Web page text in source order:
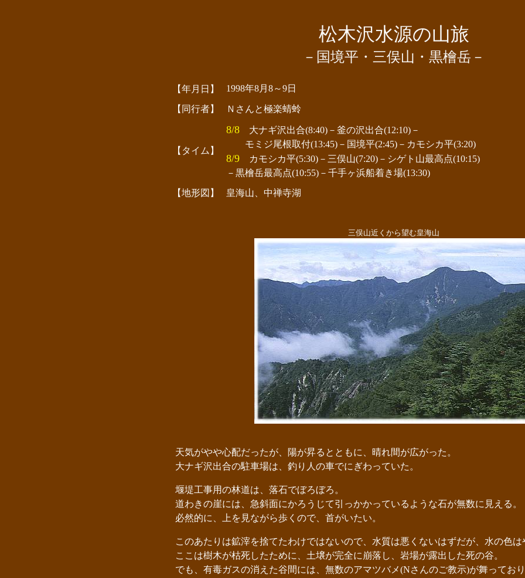
松木沢水源の山旅
－国境平・三俣山・黒檜岳－
【年月日】 1998年8月8～9日
【同行者】 Ｎさんと極楽蜻蛉
【タイム】
8/8 大ナギ沢出合(8:40)－釜の沢出合(12:10)－
モミジ尾根取付(13:45)－国境平(2:45)－カモシカ平(3:20)
8/9 カモシカ平(5:30)－三俣山(7:20)－シゲト山最高点(10:15)
－黒檜岳最高点(10:55)－千手ヶ浜船着き場(13:30)
【地形図】
皇海山、中禅寺湖
三俣山近くから望む皇海山
天気がやや心配だったが、陽が昇るとともに、晴れ間が広がった。
大ナギ沢出合の駐車場は、釣り人の車でにぎわっていた。
堰堤工事用の林道は、落石でぼろぼろ。
道わきの崖には、急斜面にかろうじて引っかかっているような石が無数に見える。
必然的に、上を見ながら歩くので、首がいたい。
このあたりは鉱滓を捨てたわけではないので、水質は悪くないはずだが、水の色は
ここは樹木が枯死したために、土壌が完全に崩落し、岩場が露出した死の谷。
でも、有毒ガスの消えた谷間には、無数のアマツバメ(Nさんのご教示)が舞ってお